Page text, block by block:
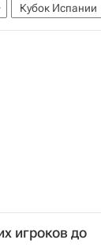
Кубок Испании
игроков до